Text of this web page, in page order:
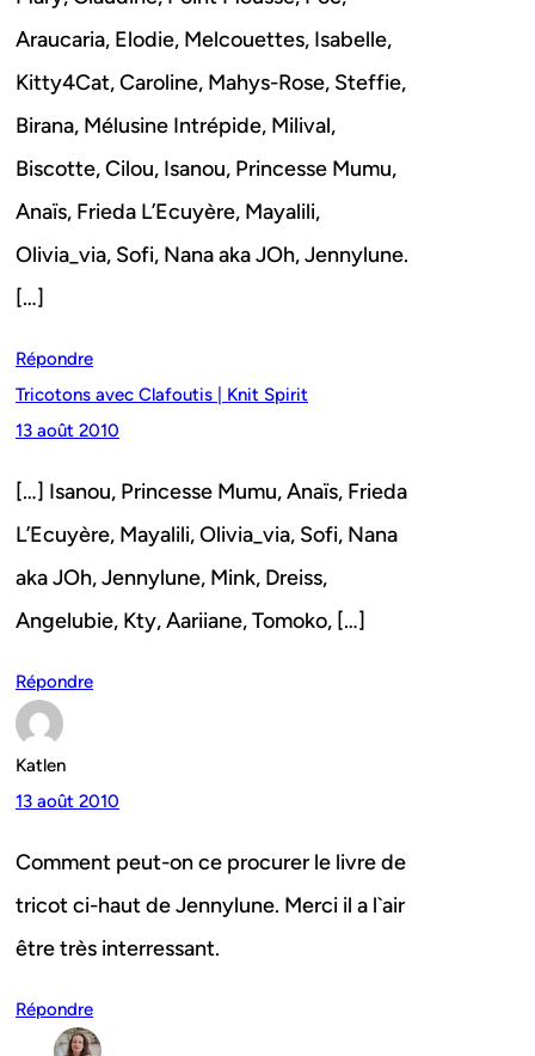
Araucaria, Elodie, Melcouettes, Isabelle,
Kitty4Cat, Caroline, Mahys-Rose, Steffie,
Birana, Mélusine Intrépide, Milival,
Biscotte, Cilou, Isanou, Princesse Mumu,
Anaïs, Frieda L’Ecuyère, Mayalili,
Olivia_via, Sofi, Nana aka JOh, Jennylune.
[…]
Répondre
Tricotons avec Clafoutis | Knit Spirit
13 août 2010
[…] Isanou, Princesse Mumu, Anaïs, Frieda
L’Ecuyère, Mayalili, Olivia_via, Sofi, Nana
aka JOh, Jennylune, Mink, Dreiss,
Angelubie, Kty, Aariiane, Tomoko, […]
Répondre
Katlen
13 août 2010
Comment peut-on ce procurer le livre de
tricot ci-haut de Jennylune. Merci il a l`air
être très interressant.
Répondre